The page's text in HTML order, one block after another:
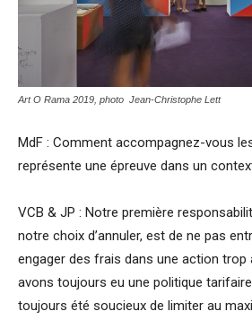
Art O Rama 2019, photo Jean-Christophe Lett
MdF : Comment accompagnez-vous
représente une épreuve dans un
VCB & JP : Notre première
notre choix d’annuler, est de ne pas
engager des frais dans une action trop
avons toujours eu une politique
toujours été soucieux de limiter au